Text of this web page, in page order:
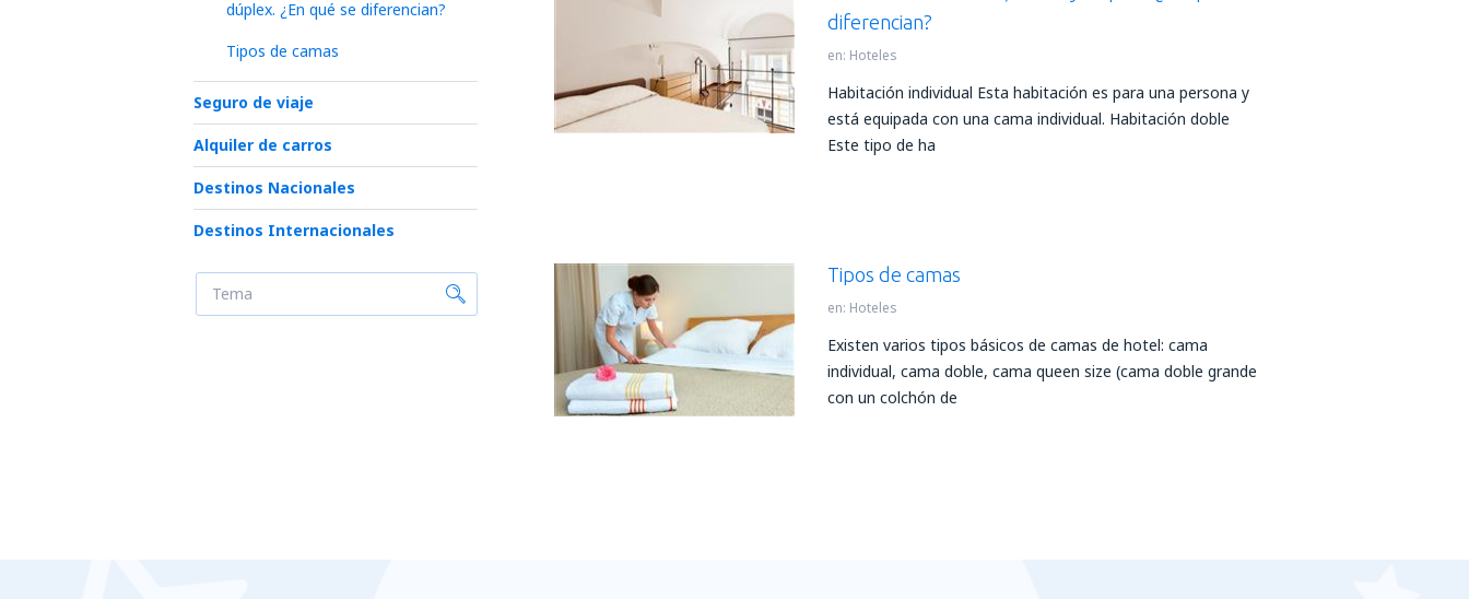
dúplex. ¿En qué se diferencian?
Tipos de camas
Seguro de viaje
Alquiler de carros
Destinos Nacionales
Destinos Internacionales
diferencian?
en: Hoteles
Habitación individual Esta habitación es para una persona y
está equipada con una cama individual. Habitación doble
Este tipo de ha
Tipos de camas
en: Hoteles
Existen varios tipos básicos de camas de hotel: cama
individual, cama doble, cama queen size (cama doble grande
con un colchón de